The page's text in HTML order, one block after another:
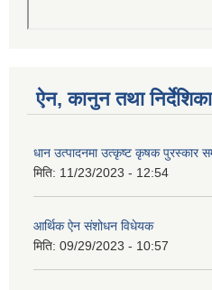
ऐन, कानुन तथा निर्देशिका
धान उत्पादनमा उत्कृष्ट कृषक पुरस्कार
मिति: 11/23/2023 - 12:54
आर्थिक ऐन संशोधन विधेयक
मिति: 09/29/2023 - 10:57